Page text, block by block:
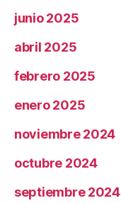
junio 2025
abril 2025
febrero 2025
enero 2025
noviembre 2024
octubre 2024
septiembre 2024